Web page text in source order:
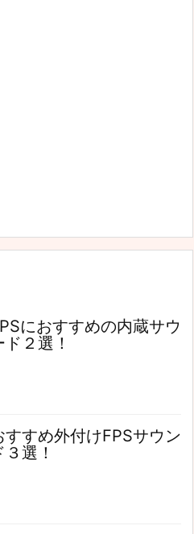
におすすめの内蔵サウ
２選！
すすめ外付けFPSサウン
選！